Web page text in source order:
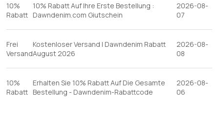
10%
Rabatt
10% Rabatt Auf Ihre Erste Bestellung :
Dawndenim.com Giutschein
2026-08-
07
Frei
Versand
Kostenloser Versand | Dawndenim Rabatt
August 2026
2026-08-
08
10%
Rabatt
Erhalten Sie 10% Rabatt Auf Die Gesamte
Bestellung - Dawndenim-Rabattcode
2026-08-
06